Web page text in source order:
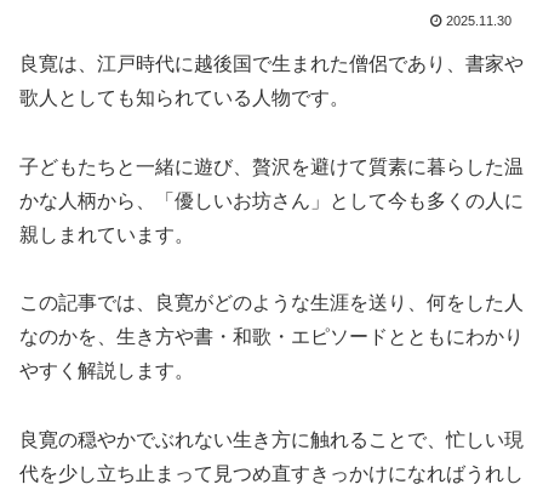
2025.11.30
良寛は、江戸時代に越後国で生まれた僧侶であり、書家や
歌人としても知られている人物です。
子どもたちと一緒に遊び、贅沢を避けて質素に暮らした温
かな人柄から、「優しいお坊さん」として今も多くの人に
親しまれています。
この記事では、良寛がどのような生涯を送り、何をした人
なのかを、生き方や書・和歌・エピソードとともにわかり
やすく解説します。
良寛の穏やかでぶれない生き方に触れることで、忙しい現
代を少し立ち止まって見つめ直すきっかけになればうれし